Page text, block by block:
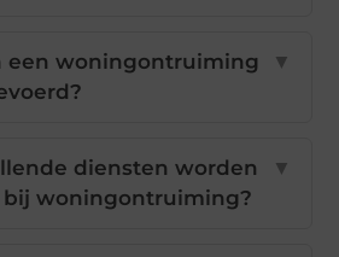
een woningontruiming
▼
diensten worden
bij woningontruiming?
▼